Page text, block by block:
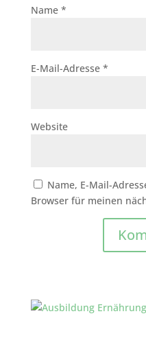
Name *
E-Mail-Adresse *
Website
Name, E-Mail-
Browser für meinen